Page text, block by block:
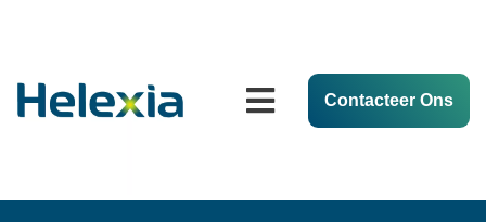
Contacteer Ons